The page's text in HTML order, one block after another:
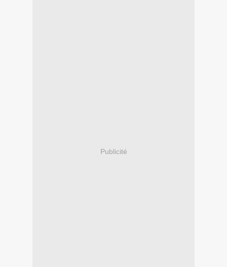
Publicité